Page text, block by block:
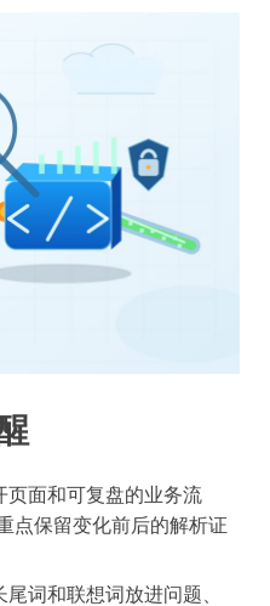
页面和可复盘的业务流
点保留变化前后的解析证
词和联想词放进问题、